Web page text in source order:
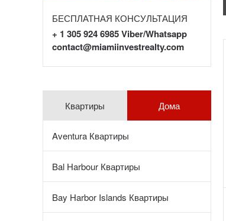
БЕСПЛАТНАЯ КОНСУЛЬТАЦИЯ
+ 1 305 924 6985 Viber/Whatsapp
contact@miamiinvestrealty.com
Квартиры
Aventura Квартиры
Bal Harbour Квартиры
Bay Harbor Islands Квартиры
Дома